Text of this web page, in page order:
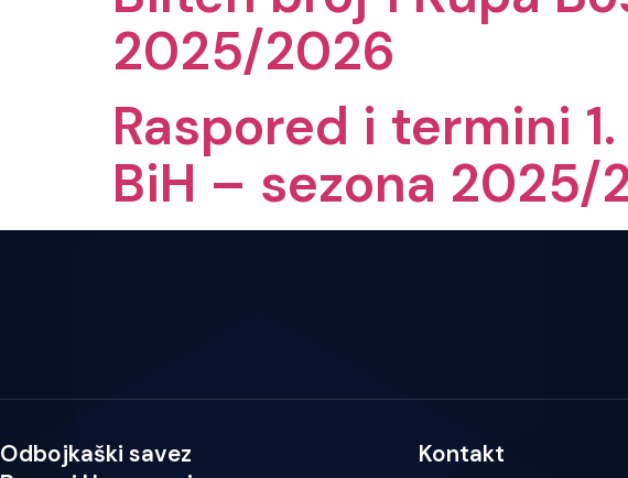
2025/2026
Raspored i termini
BiH – sezona 2025/
Odbojkaški savez
Kontakt